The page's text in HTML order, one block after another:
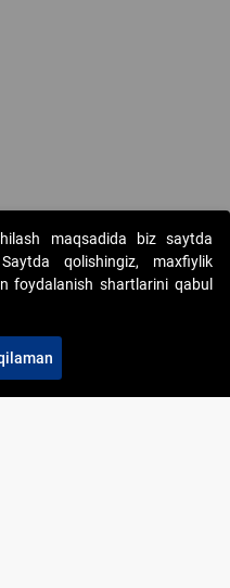
auksionlarni
maqsadida biz saytda
qolishingiz, maxfiylik
foydalanish shartlarini qabul